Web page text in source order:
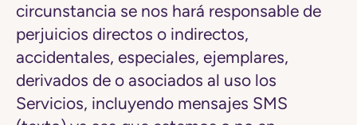
circunstancia se nos hará responsable de
perjuicios directos o indirectos,
accidentales, especiales, ejemplares,
derivados de o asociados al uso los
Servicios, incluyendo mensajes SMS